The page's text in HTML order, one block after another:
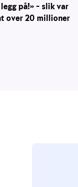
på!» – slik var
over 20 millioner